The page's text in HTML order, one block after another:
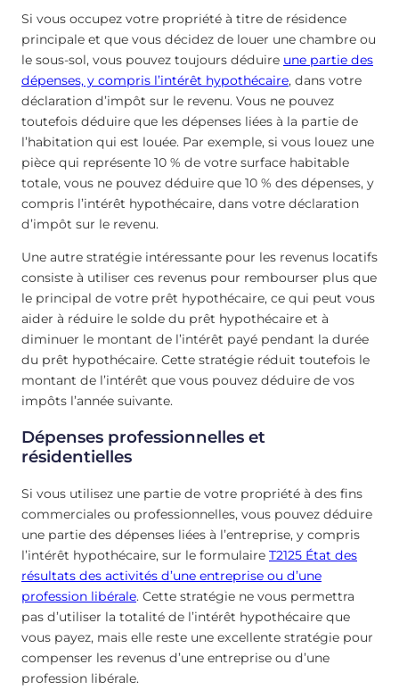
Si vous occupez votre propriété à titre de résidence
principale et que vous décidez de louer une chambre ou
le sous-sol, vous pouvez toujours déduire une partie des
dépenses, y compris l’intérêt hypothécaire, dans votre
déclaration d’impôt sur le revenu. Vous ne pouvez
toutefois déduire que les dépenses liées à la partie de
l’habitation qui est louée. Par exemple, si vous louez une
pièce qui représente 10 % de votre surface habitable
totale, vous ne pouvez déduire que 10 % des dépenses, y
compris l’intérêt hypothécaire, dans votre déclaration
d’impôt sur le revenu.
Une autre stratégie intéressante pour les revenus locatifs
consiste à utiliser ces revenus pour rembourser plus que
le principal de votre prêt hypothécaire, ce qui peut vous
aider à réduire le solde du prêt hypothécaire et à
diminuer le montant de l’intérêt payé pendant la durée
du prêt hypothécaire. Cette stratégie réduit toutefois le
montant de l’intérêt que vous pouvez déduire de vos
impôts l’année suivante.
Dépenses professionnelles et
résidentielles
Si vous utilisez une partie de votre propriété à des fins
commerciales ou professionnelles, vous pouvez déduire
une partie des dépenses liées à l’entreprise, y compris
l’intérêt hypothécaire, sur le formulaire T2125 État des
résultats des activités d’une entreprise ou d’une
profession libérale. Cette stratégie ne vous permettra
pas d’utiliser la totalité de l’intérêt hypothécaire que
vous payez, mais elle reste une excellente stratégie pour
compenser les revenus d’une entreprise ou d’une
profession libérale.